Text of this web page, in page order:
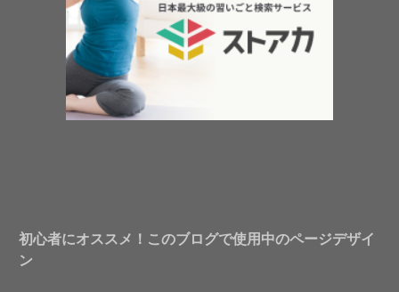
初心者にオススメ！このブログで使用中のページデザイ
ン